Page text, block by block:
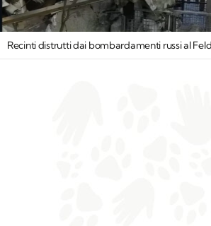
Recinti distrutti dai bombardamenti russi al